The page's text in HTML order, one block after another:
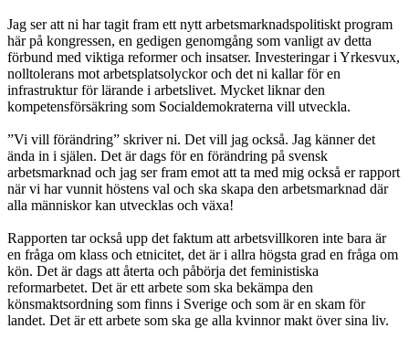
Jag ser att ni har tagit fram ett nytt arbetsmarknadspolitiskt program
här på kongressen, en gedigen genomgång som vanligt av detta
förbund med viktiga reformer och insatser. Investeringar i Yrkesvux,
nolltolerans mot arbetsplatsolyckor och det ni kallar för en
infrastruktur för lärande i arbetslivet. Mycket liknar den
kompetensförsäkring som Socialdemokraterna vill utveckla.
”Vi vill förändring” skriver ni. Det vill jag också. Jag känner det
ända in i själen. Det är dags för en förändring på svensk
arbetsmarknad och jag ser fram emot att ta med mig också er rapport
när vi har vunnit höstens val och ska skapa den arbetsmarknad där
alla människor kan utvecklas och växa!
Rapporten tar också upp det faktum att arbetsvillkoren inte bara är
en fråga om klass och etnicitet, det är i allra högsta grad en fråga om
kön. Det är dags att återta och påbörja det feministiska
reformarbetet. Det är ett arbete som ska bekämpa den
könsmaktsordning som finns i Sverige och som är en skam för
landet. Det är ett arbete som ska ge alla kvinnor makt över sina liv.